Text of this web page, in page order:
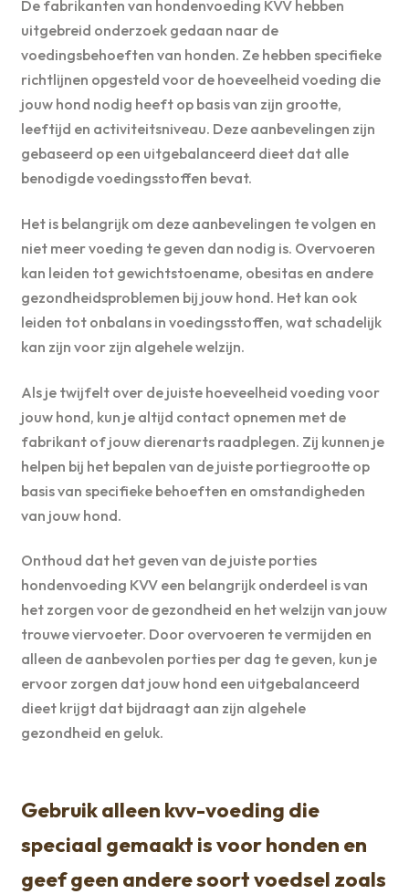
De fabrikanten van hondenvoeding KVV hebben
uitgebreid onderzoek gedaan naar de
voedingsbehoeften van honden. Ze hebben specifieke
richtlijnen opgesteld voor de hoeveelheid voeding die
jouw hond nodig heeft op basis van zijn grootte,
leeftijd en activiteitsniveau. Deze aanbevelingen zijn
gebaseerd op een uitgebalanceerd dieet dat alle
benodigde voedingsstoffen bevat.
Het is belangrijk om deze aanbevelingen te volgen en
niet meer voeding te geven dan nodig is. Overvoeren
kan leiden tot gewichtstoename, obesitas en andere
gezondheidsproblemen bij jouw hond. Het kan ook
leiden tot onbalans in voedingsstoffen, wat schadelijk
kan zijn voor zijn algehele welzijn.
Als je twijfelt over de juiste hoeveelheid voeding voor
jouw hond, kun je altijd contact opnemen met de
fabrikant of jouw dierenarts raadplegen. Zij kunnen je
helpen bij het bepalen van de juiste portiegrootte op
basis van specifieke behoeften en omstandigheden
van jouw hond.
Onthoud dat het geven van de juiste porties
hondenvoeding KVV een belangrijk onderdeel is van
het zorgen voor de gezondheid en het welzijn van jouw
trouwe viervoeter. Door overvoeren te vermijden en
alleen de aanbevolen porties per dag te geven, kun je
ervoor zorgen dat jouw hond een uitgebalanceerd
dieet krijgt dat bijdraagt aan zijn algehele
gezondheid en geluk.
Gebruik alleen kvv-voeding die
speciaal gemaakt is voor honden en
geef geen andere soort voedsel zoals